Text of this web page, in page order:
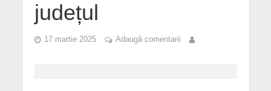
județul
17 martie 2025 Adaugă comentarii